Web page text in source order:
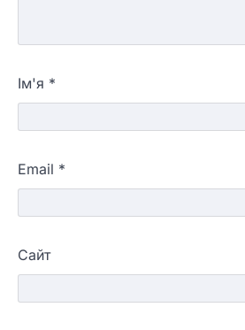
Ім'я *
Email *
Сайт